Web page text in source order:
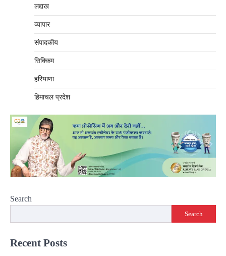
लद्दाख
व्यापार
संपादकीय
सिक्किम
हरियाणा
हिमाचल प्रदेश
Search
Search
Recent Posts